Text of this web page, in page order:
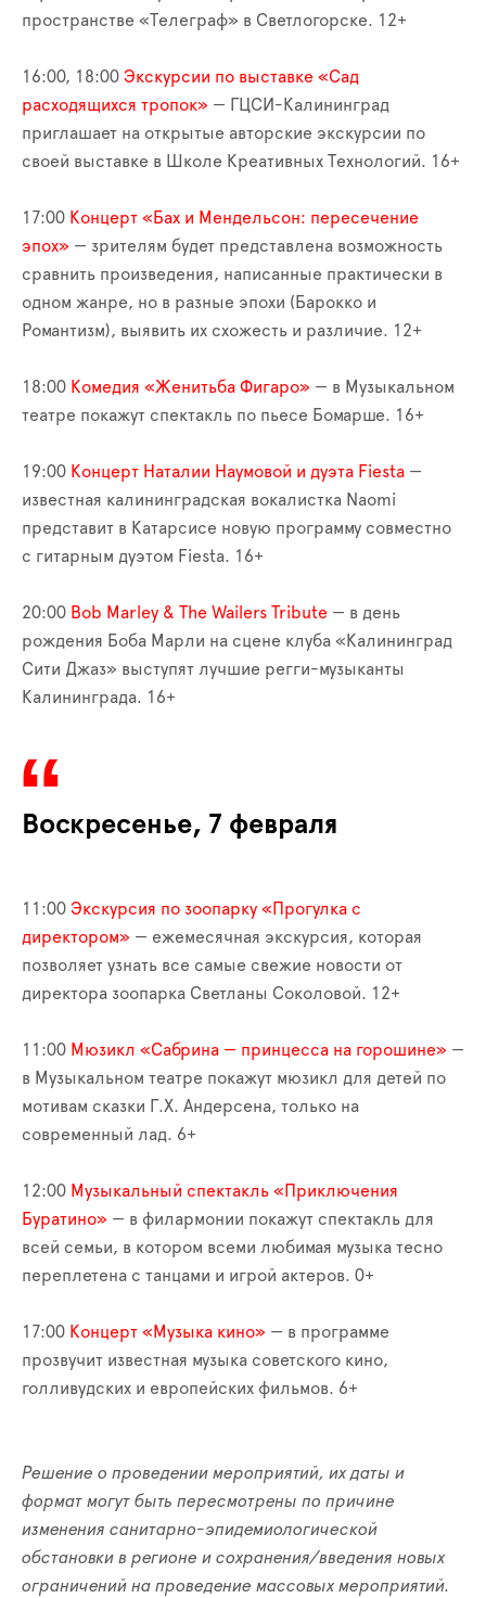
пространстве «Телеграф» в Светлогорске. 12+
16:00, 18:00 Экскурсии по выставке «Сад
расходящихся тропок» — ГЦСИ-Калининград
приглашает на открытые авторские экскурсии по
своей выставке в Школе Креативных Технологий. 16+
17:00 Концерт «Бах и Мендельсон: пересечение
эпох» — зрителям будет представлена возможность
сравнить произведения, написанные практически в
одном жанре, но в разные эпохи (Барокко и
Романтизм), выявить их схожесть и различие. 12+
18:00 Комедия «Женитьба Фигаро» — в Музыкальном
театре покажут спектакль по пьесе Бомарше. 16+
19:00 Концерт Наталии Наумовой и дуэта Fiesta —
известная калининградская вокалистка Naomi
представит в Катарсисе новую программу совместно
с гитарным дуэтом Fiesta. 16+
20:00 Bob Marley & The Wailers Tribute — в день
рождения Боба Марли на сцене клуба «Калининград
Сити Джаз» выступят лучшие регги-музыканты
Калининграда. 16+
Воскресенье, 7 февраля
11:00 Экскурсия по зоопарку «Прогулка с
директором» — ежемесячная экскурсия, которая
позволяет узнать все самые свежие новости от
директора зоопарка Светланы Соколовой. 12+
11:00 Мюзикл «Сабрина — принцесса на горошине» —
в Музыкальном театре покажут мюзикл для детей по
мотивам сказки Г.Х. Андерсена, только на
современный лад. 6+
12:00 Музыкальный спектакль «Приключения
Буратино» — в филармонии покажут спектакль для
всей семьи, в котором всеми любимая музыка тесно
переплетена с танцами и игрой актеров. 0+
17:00 Концерт «Музыка кино» — в программе
прозвучит известная музыка советского кино,
голливудских и европейских фильмов. 6+
Решение о проведении мероприятий, их даты и
формат могут быть пересмотрены по причине
изменения санитарно-эпидемиологической
обстановки в регионе и сохранения/введения новых
ограничений на проведение массовых мероприятий.